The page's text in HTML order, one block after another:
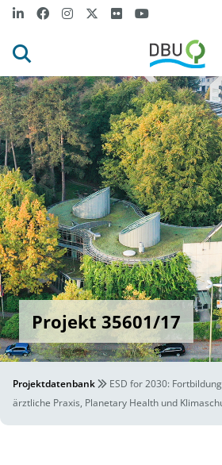
Projekt 35601/17
Projektdatenbank
ESD for 2030:
ärztliche Praxis, Planetary Health und